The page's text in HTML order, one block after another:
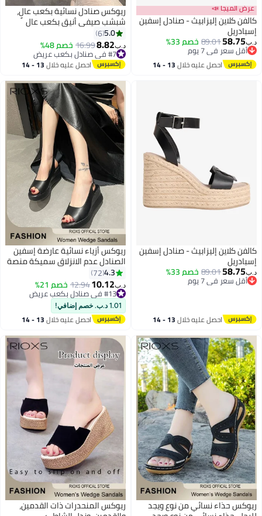
2
عرض الميجا 📣
كالفن كلاين إليزابيث - صنادل إسفين
إسبادريل
د.ب‏58.75
89.01خصم 33%
أقل سعر في 7 يوم
أقل سعر في 7 يوماحصل عليه خلال 13 - 14
2
ريوكس صنادل نسائية بكعب عالٍ،
شبشب صيفي أنيق بكعب عالٍ
وحلقة في مقدمة القدم مع لآلئ،
صندل مريح للسيدات، شبشب عصري
مفتوح من الأمام، أحذية شاطئية
بكعب عالٍ للمشي، للعمل/السفر/
التسوق/الارتداء اليومي، لون بيج
5.0
6
د.ب‏8.82
16.99خصم 48%
#7 في صنادل بكعب عريض
#7 في صنادل بكعب عريض احصل عليه خلال 13 - 14
2
كالفن كلاين إليزابيث - صنادل إسفين
إسبادريل
د.ب‏58.75
89.01خصم 33%
أقل سعر في 7 يوم
أقل سعر في 7 يوم
احصل عليه خلال 13 - 14
7
ريوكس أزياء نسائية عارضة إسفين
الصنادل عدم الانزلاق سميكة منصة
وحيد الصنادل فتح جولة اصبع القدم
الكاحل حزام الصنادل
4.3
72
د.ب‏10.12
12.94خصم 21%
#13 في صنادل بكعب عريض
#13 في صنادل بكعب عريض1.01 د.ب. خصم إضافي!
احصل عليه خلال 13 - 14
ريوكس حذاء نسائي من نوع ويجد ريوكس المنحدرات ذات القدمين،